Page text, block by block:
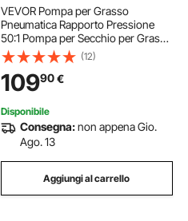
VEVOR Pompa per Grasso
Pneumatica Rapporto Pressione
50:1 Pompa per Secchio per Grasso
Pneumatica 12 Litri Pistola per
Grasso Pompa Grasso Portatile
Ruote Tubo 4m Ugello a 360°
Raccordo NPT Standard
(12)
10990€
Disponibile
Consegna:non appena Gio.
Ago. 13
Aggiungi al carrello